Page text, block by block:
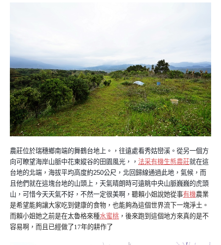
農莊位於瑞穗鄉南端的舞鶴台地上。，往遠處看秀姑巒溪。從另一個方
向可瞭望海岸山脈中花東縱谷的田園風光，， 法采有機生態農莊就在這
台地的北端，海拔平均高度約250公尺，北回歸線通過此地，氣候，而
且他們就在這塊台地的山頭上， 天氣晴朗時可遠眺中央山脈巍巍的虎頭
山，可惜今天天氣不好，不然一定很美啊， 聽賴小姐說她從事有機農業
是希望能夠讓大家吃到健康的食物，也能夠為這個世界流下一塊淨土。
而賴小姐她之前是在太魯格來種水蜜桃 ，後來跑到這個地方來真的是不
容易啊，而且已經做了17年的耕作了